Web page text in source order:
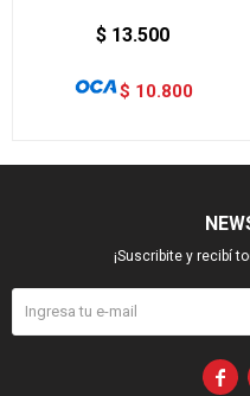
$ 13.500
$ 10.800
¡Suscribite y recibí
